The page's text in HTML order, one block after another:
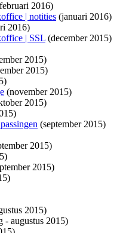
2016)
| notities (januari 2016)
2016)
| SSL (december 2015)
2015)
2015)
(november 2015)
2015)
(september 2015)
2015)
2015)
2015)
- augustus 2015)